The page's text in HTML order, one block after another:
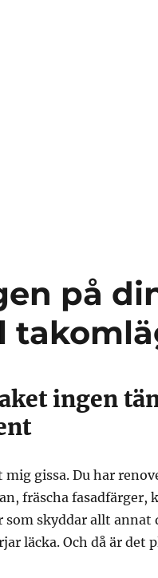
på
ingen
mig gissa. Du har
fräscha fasadfärger,
som skyddar allt annat
läcka. Och då är det